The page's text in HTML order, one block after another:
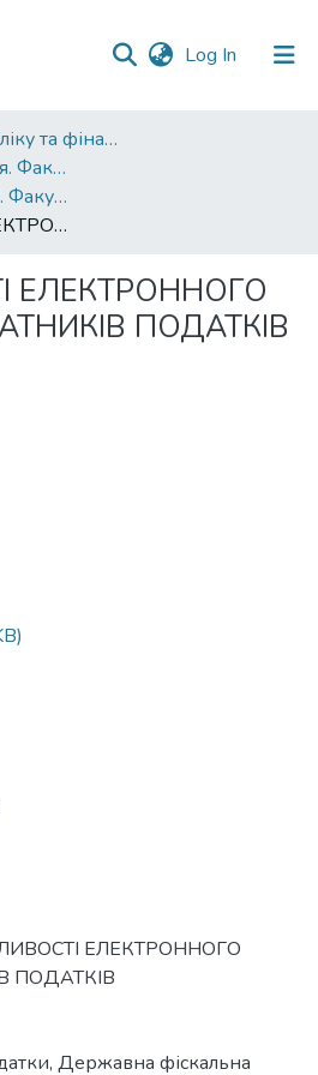
Log In (current)
Факультет обліку та фінансів
Друковані видання. Факультет обліку та фінансів
Тези конференцій. Факультет обліку та фінансів
МОЖЛИВОСТІ ЕЛЕКТРОННОГО КАБІНЕТУ ПЛАТНИКІВ ПОДАТКІВ
ЕЛЕКТРОННОГО
ПОДАТКІВ
ЕЛЕКТРОННОГО
ПОДАТКІВ
, Державна фіскальна